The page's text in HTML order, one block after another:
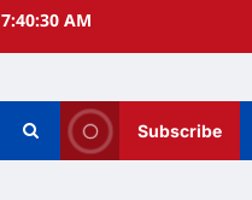
7:40:30 AM
Subscribe